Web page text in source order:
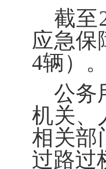
截至
应急保
4辆） 。
公务
机关、
相关部
过路过